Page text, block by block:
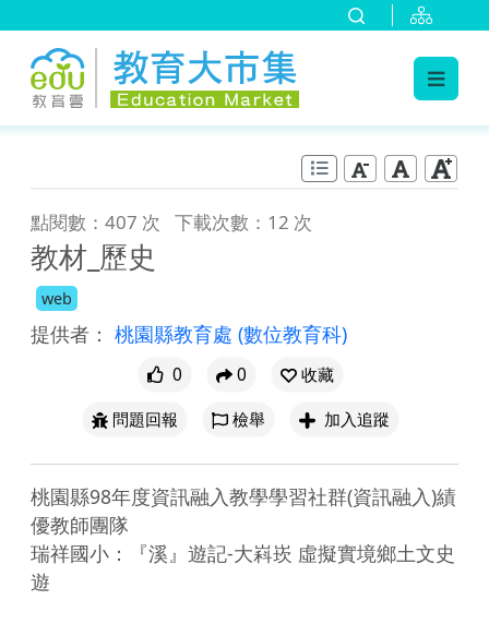
點閱數：407 次 下載次數：12 次
教材_歷史
web
提供者： 桃園縣教育處 (數位教育科)
0 0
收藏
問題回報
檢舉 加入追蹤
桃園縣98年度資訊融入教學學習社群(資訊融入)績
優教師團隊
瑞祥國小：『溪』遊記-大嵙崁 虛擬實境鄉土文史
遊